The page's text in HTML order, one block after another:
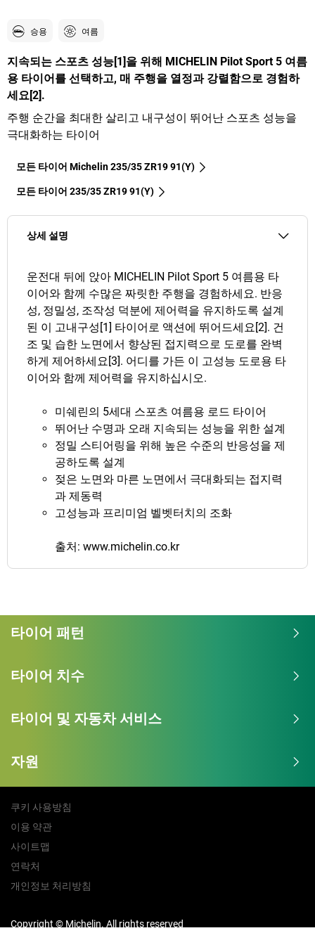
승용 여름
지속되는 스포츠 성능[1]을 위해 MICHELIN Pilot Sport 5 여름
용 타이어를 선택하고, 매 주행을 열정과 강렬함으로 경험하
세요[2].
주행 순간을 최대한 살리고 내구성이 뛰어난 스포츠 성능을
극대화하는 타이어
모든 타이어 Michelin 235/35 ZR19 91(Y)
모든 타이어‎ 235/35 ZR19 91(Y)
상세 설명
운전대 뒤에 앉아 MICHELIN Pilot Sport 5 여름용 타
이어와 함께 수많은 짜릿한 주행을 경험하세요. 반응
성, 정밀성, 조작성 덕분에 제어력을 유지하도록 설계
된 이 고내구성[1] 타이어로 액션에 뛰어드세요[2]. 건
조 및 습한 노면에서 향상된 접지력으로 도로를 완벽
하게 제어하세요[3]. 어디를 가든 이 고성능 도로용 타
이어와 함께 제어력을 유지하십시오.
미쉐린의 5세대 스포츠 여름용 로드 타이어
뛰어난 수명과 오래 지속되는 성능을 위한 설계
정밀 스티어링을 위해 높은 수준의 반응성을 제
공하도록 설계
젖은 노면와 마른 노면에서 극대화되는 접지력
과 제동력
고성능과 프리미엄 벨벳터치의 조화
출처: www.michelin.co.kr
타이어 패턴
타이어 치수
타이어 및 자동차 서비스
자원
쿠키 사용방침
이용 약관
사이트맵
연락처
개인정보 처리방침
Copyright © Michelin. All rights reserved